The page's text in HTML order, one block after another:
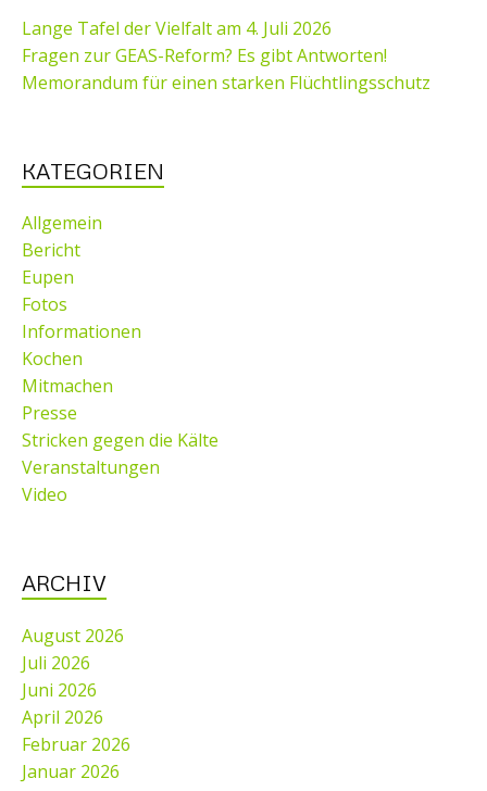
Lange Tafel der Vielfalt am 4. Juli 2026
Fragen zur GEAS-Reform? Es gibt Antworten!
Memorandum für einen starken Flüchtlingsschutz
KATEGORIEN
Allgemein
Bericht
Eupen
Fotos
Informationen
Kochen
Mitmachen
Presse
Stricken gegen die Kälte
Veranstaltungen
Video
ARCHIV
August 2026
Juli 2026
Juni 2026
April 2026
Februar 2026
Januar 2026